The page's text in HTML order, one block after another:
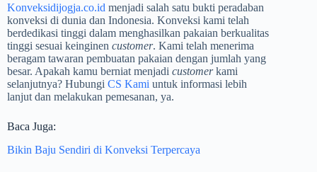
Konveksidijogja.co.id menjadi salah satu bukti peradaban
konveksi di dunia dan Indonesia. Konveksi kami telah
berdedikasi tinggi dalam menghasilkan pakaian berkualitas
tinggi sesuai keinginen customer. Kami telah menerima
beragam tawaran pembuatan pakaian dengan jumlah yang
besar. Apakah kamu berniat menjadi customerkami
selanjutnya? Hubungi CS Kami untuk informasi lebih
lanjut dan melakukan pemesanan, ya.
Baca Juga:
Bikin Baju Sendiri di Konveksi Terpercaya